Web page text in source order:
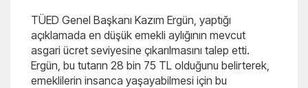
TÜED Genel Başkanı Kazım Ergün, yaptığı
açıklamada en düşük emekli aylığının mevcut
asgari ücret seviyesine çıkarılmasını talep etti.
Ergün, bu tutarın 28 bin 75 TL olduğunu belirterek,
emeklilerin insanca yaşayabilmesi için bu